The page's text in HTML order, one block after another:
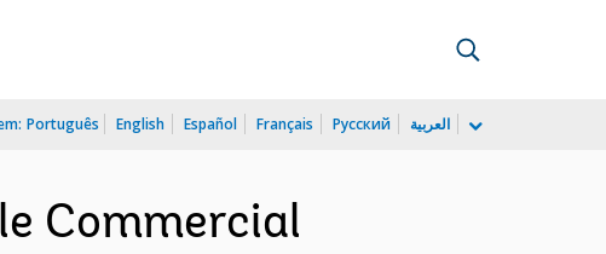
Português English Español Français Русский العربية
Commercial